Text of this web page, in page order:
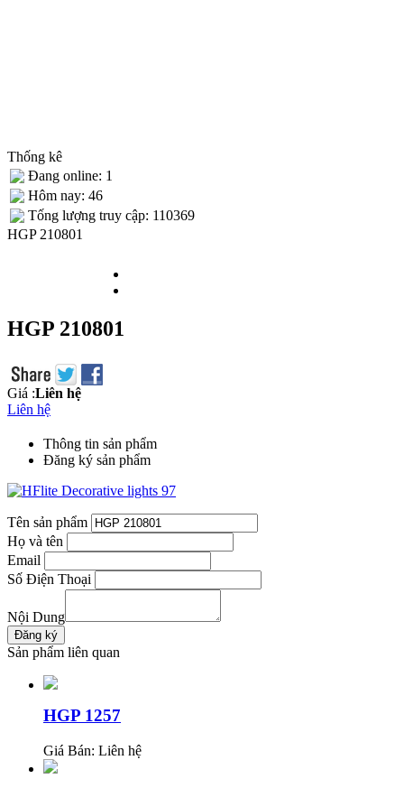
Thống kê
Đang online: 1
Hôm nay: 46
Tống lượng truy cập: 110369
HGP 210801
HGP 210801
Giá :Liên hệ
Liên hệ
Thông tin sản phẩm
Đăng ký sản phẩm
Tên sản phẩm
Họ và tên
Email
Số Điện Thoại
Nội Dung
Sản phẩm liên quan
HGP 1257
Giá Bán: Liên hệ